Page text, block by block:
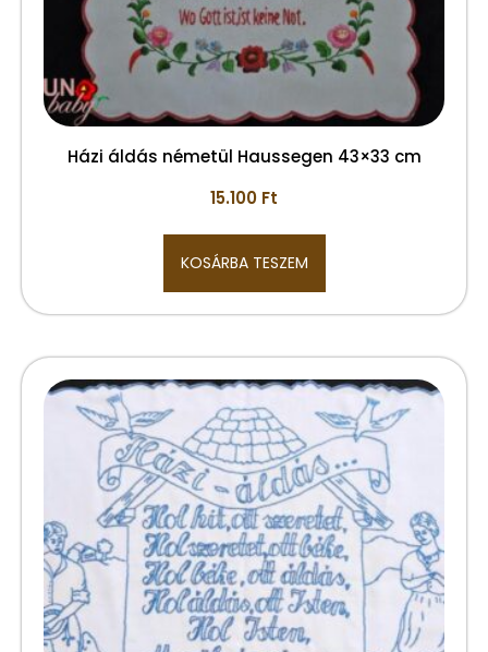
Házi áldás németül Haussegen 43×33 cm
15.100 Ft
KOSÁRBA TESZEM